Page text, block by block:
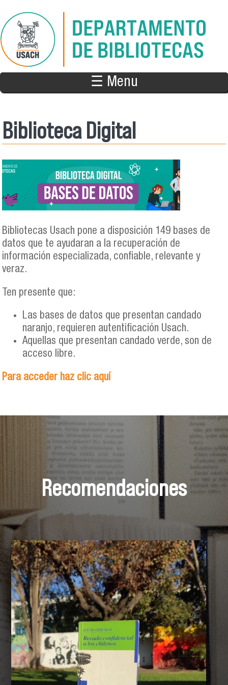
☰ Menu
Biblioteca Digital
Bibliotecas Usach pone a disposición 149 bases de
datos que te ayudaran a la recuperación de
información especializada, confiable, relevante y
veraz.
Ten presente que:
Las bases de datos que presentan candado
naranjo, requieren autentificación Usach.
Aquellas que presentan candado verde, son de
acceso libre.
Para acceder haz clic aquí
Recomendaciones